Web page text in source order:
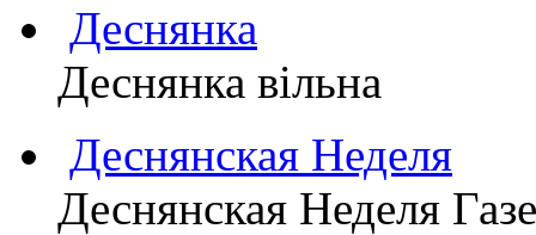
Деснянка
Деснянка вільна
Деснянская Неделя
Деснянская Неделя